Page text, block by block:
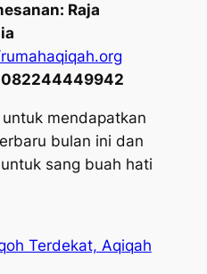
Raja
082244449942
mendapatkan
bulan ini dan
sang buah hati
Terdekat, Aqiqah